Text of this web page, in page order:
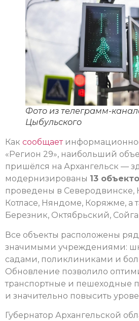
Фото из телеграмм-
Цыбульского
Как сообщает
«Регион 29», наибольший
пришёлся на Архангельск —
модернизированы 13
проведены в Северодвинске,
Котласе, Няндоме, Коряжме, а
Березник, Октябрьский,
Все объекты расположены
значимыми учреждениями:
садами, поликлиниками и
Обновление позволило
транспортные и пешеходные
и значительно повысить
Губернатор Архангельской